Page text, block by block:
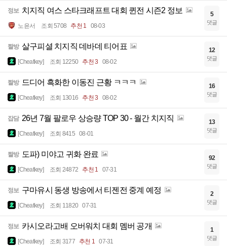
정보 치지직 여스 스타크래프트 대회 퀸전 시즌2 정보
노윤서 조회 5708 추천 1 08-03
5
댓글
짤방 살구피셜 치지직 데바데 티어표
[Cheatkey] 조회 12250 추천 3 08-02
12
댓글
짤방 드디어 흑화한 이동진 근황 ㅋㅋㅋ
[Cheatkey] 조회 13016 추천 3 08-02
16
댓글
잡담 26년 7월 팔로우 상승량 TOP 30 - 월간 치지직
[Cheatkey] 조회 8415 08-01
13
댓글
짤방 도파) 미야고 귀화 완료
[Cheatkey] 조회 24872 추천 1 07-31
92
댓글
정보 구마유시 동생 방송에서 티젠전 중계 예정
[Cheatkey] 조회 11820 07-31
2
댓글
정보 카시오라고배 오버워치 대회 멤버 공개
[Cheatkey] 조회 3177 추천 1 07-31
1
댓글